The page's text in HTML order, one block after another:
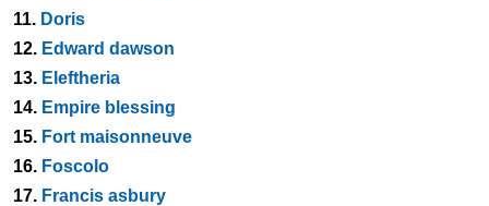
11. Doris
12. Edward dawson
13. Eleftheria
14. Empire blessing
15. Fort maisonneuve
16. Foscolo
17. Francis asbury